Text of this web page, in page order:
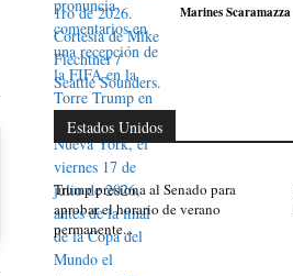
Marines Scaramazza
Estados Unidos
Trump presiona al Senado para
aprobar el horario de verano
permanente...